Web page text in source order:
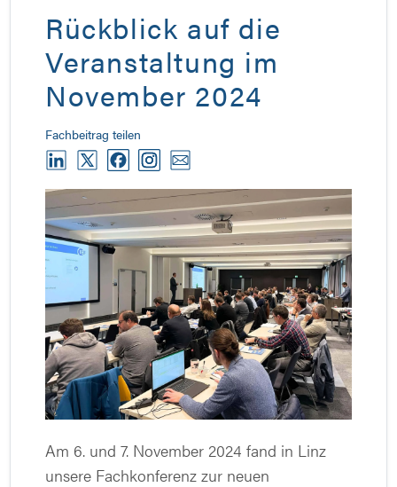
Rückblick auf die
Veranstaltung im
November 2024
Fachbeitrag teilen
Am 6. und 7. November 2024 fand in Linz
unsere Fachkonferenz zur neuen